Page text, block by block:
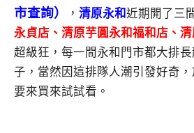
市查詢）
， 清原永和近期開了三
永貞店、清原芋圓永和福和店、
超級狂，每一間永和門市都大排
子，當然因這排隊人潮引發好奇
要來買來試試看。